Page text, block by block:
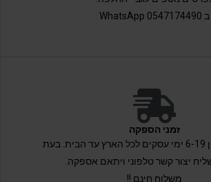
ב 0547174490 WhatsApp
זמני הספקה
זמן אספקה בין 6-19 ימי עסקים לכל הארץ עד הבית. בעת
יצור קשר טלפוני ויתאם אספקה.
משלוח חינם !!